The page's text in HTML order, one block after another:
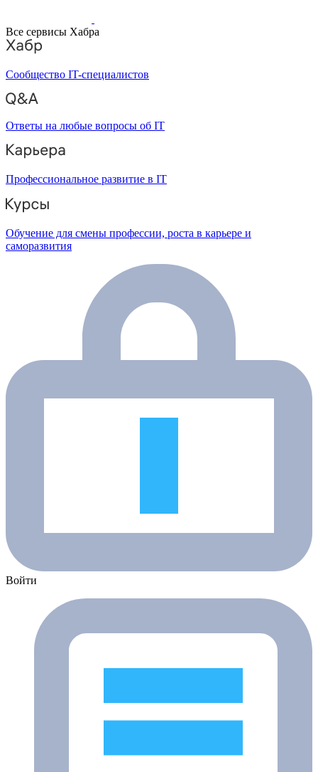
Все сервисы Хабра
Сообщество IT-специалистов
Ответы на любые вопросы об IT
Профессиональное развитие в IT
Обучение для смены профессии, роста в карьере и
саморазвития
Войти